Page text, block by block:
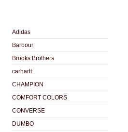
Adidas
Barbour
Brooks Brothers
carhartt
CHAMPION
COMFORT COLORS
CONVERSE
DUMBO